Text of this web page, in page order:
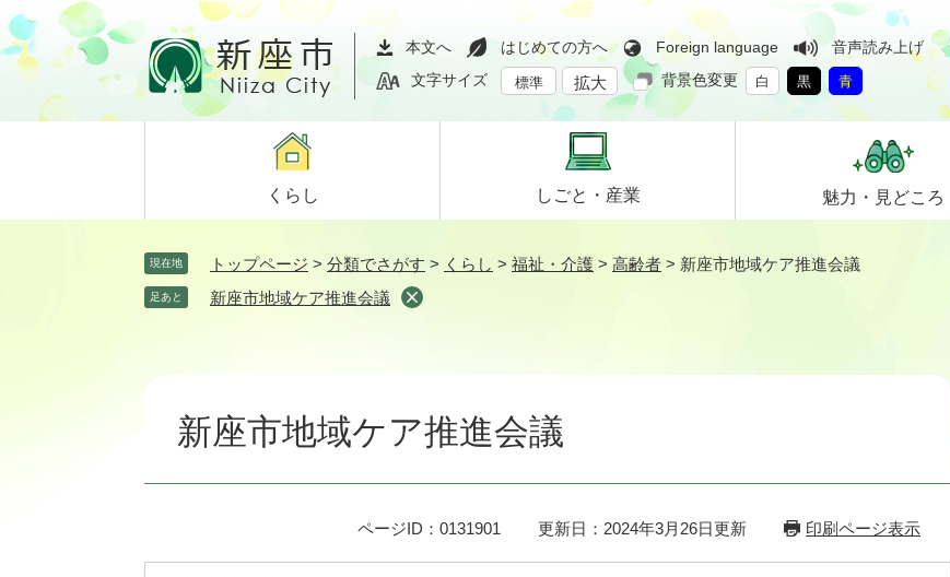
ペ
ー
ジ
メ
ニ
ュ
て
本文へ はじめての方へ Foreign language
音声読み上げ
文字サイズ
標準 拡大 背景色変更 白 黒 青
くらし しごと・ 産業 魅力・ 見どころ
現在地 トップページ > 分類でさがす > くらし > 福祉・介護 > 高齢者 > 新座市地域ケア推進会議
足あと 新座市地域ケア推進会議
新座市地域ケア推進会議
ページID：0131901 更新日：2024年3月26日更新 印刷ページ表示